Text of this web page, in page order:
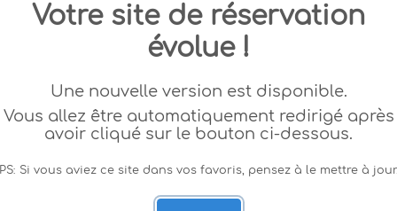
Votre site de réservation
évolue !
Une nouvelle version est disponible.
Vous allez être automatiquement redirigé après
avoir cliqué sur le bouton ci-dessous.
PS: Si vous aviez ce site dans vos favoris, pensez à le mettre à